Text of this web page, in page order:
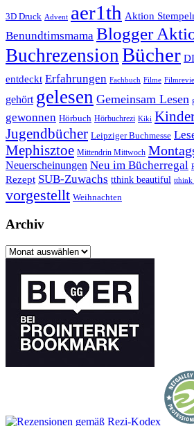
3D Druck Advent aer1th Aktion
Benundtimsmama Blogger
Buchrezension Bücher
entdeckt Erfahrungen Fachbuch Filme
gehört gelesen Gemeinsam Lesen
gewonnen Hörbuch Hörbuchrezi Kiki
Jugendbücher Leipziger Buchmesse
Mephisztoe Mittendrin Mittwoch
Neuerscheinungen Neu im Bücherregal
Rezept SUB-Zuwachs tthink beautiful tthink
vorgestellt Weihnachten
Archiv
Archiv